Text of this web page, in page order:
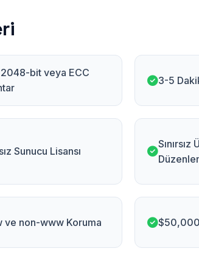
2048-bit veya ECC
3-5
Sunucu Lisansı
ve non-www Koruma